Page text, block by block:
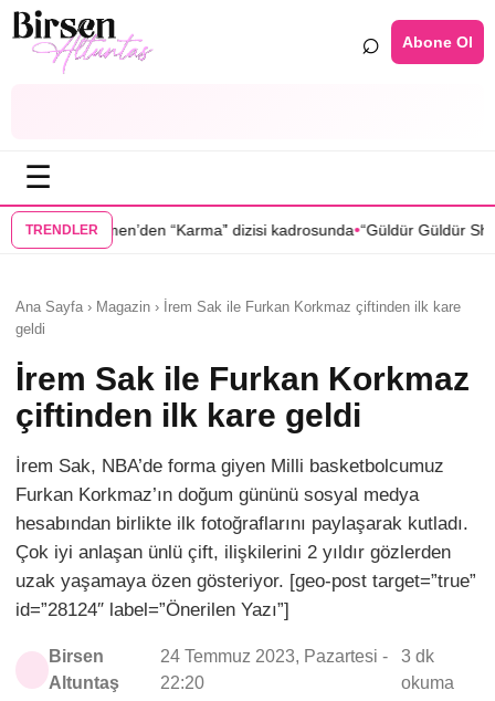
⌕ Abone Ol
☰
TRENDLER
“Karma” dizisi kadrosunda•“Güldür Güldür Show”un yıldızları
Ana Sayfa › Magazin › İrem Sak ile Furkan Korkmaz çiftinden ilk kare
geldi
İrem Sak ile Furkan Korkmaz
çiftinden ilk kare geldi
İrem Sak, NBA’de forma giyen Milli basketbolcumuz
Furkan Korkmaz’ın doğum gününü sosyal medya
hesabından birlikte ilk fotoğraflarını paylaşarak kutladı.
Çok iyi anlaşan ünlü çift, ilişkilerini 2 yıldır gözlerden
uzak yaşamaya özen gösteriyor. [geo-post target=”true”
id=”28124″ label=”Önerilen Yazı”]
Birsen
Altuntaş
24 Temmuz 2023, Pazartesi -
22:20
3 dk
okuma